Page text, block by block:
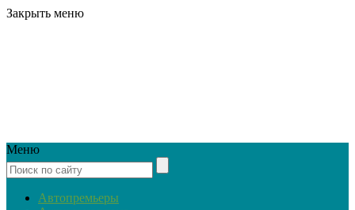
Закрыть меню
Меню
Автопремьеры